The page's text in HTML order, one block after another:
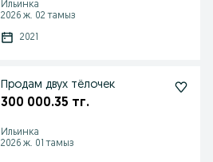
Ильинка
2026 ж. 02 тамыз
2021
Продам двух тёлочек
300 000.35 тг.
Ильинка
2026 ж. 01 тамыз